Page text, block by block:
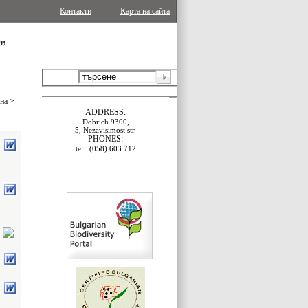
Карта на сайта
Контакти
>
ADDRESS:
Dobrich 9300,
5, Nezavisimost str.
PHONES:
tel.: (058) 603 712